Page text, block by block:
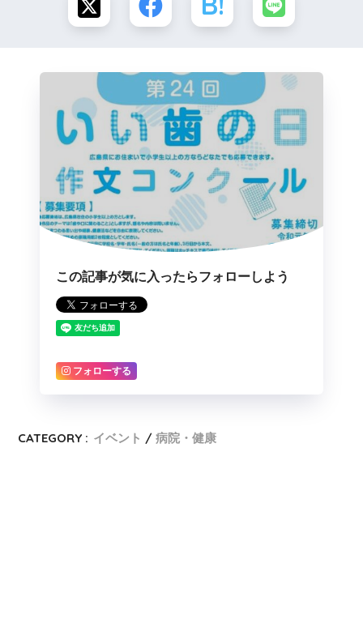
この記事が気に入ったらフォローしよう
フォローする
CATEGORY : イベント 病院・健康